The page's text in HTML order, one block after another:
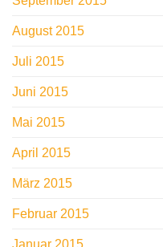
August 2015
Juli 2015
Juni 2015
Mai 2015
April 2015
März 2015
Februar 2015